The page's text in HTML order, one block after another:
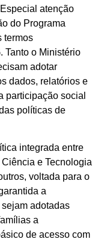
atenção
do Programa
termos
Tanto o Ministério
adotar
dados, relatórios e
participação social
políticas de
integrada entre
e Tecnologia
voltada para o
a
adotadas
a
de acesso com